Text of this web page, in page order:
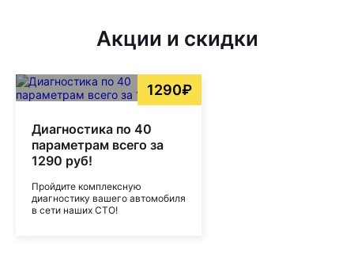
Акции и скидки
1290₽
Диагностика по 40
параметрам всего за
1290 руб!
Пройдите комплексную
диагностику вашего автомобиля
в сети наших СТО!